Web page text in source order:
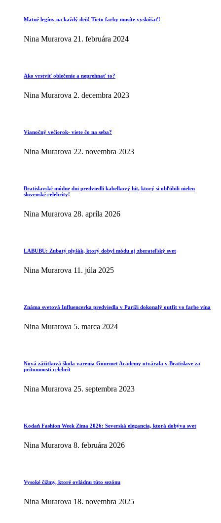
Matné legíny na každý deň! Tieto farby musíte vyskúšať!
Nina Murarova 21. februára 2024
Ako vrstviť oblečenie a neprehnať to?
Nina Murarova 2. decembra 2023
Vianočný večierok- viete čo na seba?
Nina Murarova 22. novembra 2023
Bratislavské módne dni predviedli kabelkový hit, ktorý si obľúbili nielen
slovenské celebrity!
Nina Murarova 28. apríla 2026
LABUBU: Zubatý plyšák, ktorý dobyl módu aj zberateľský svet
Nina Murarova 11. júla 2025
Známa svetová Influencerka predviedla v Paríži dokonalý outfit vo farbe vína
Nina Murarova 5. marca 2024
Nová zážitková škola varenia Gourmet Academy otvárala v Bratislave za
prítomnosti celebrít
Nina Murarova 25. septembra 2023
Kodaň Fashion Week Zima 2026: Severská elegancia, ktorá dobýva svet
Nina Murarova 8. februára 2026
Vysoké čižmy, ktoré ovládnu túto sezónu
Nina Murarova 18. novembra 2025